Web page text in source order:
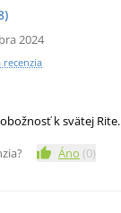
2024
recenzia
k svätej Rite.
Áno (0)